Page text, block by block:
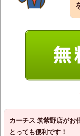
カーチス 筑紫野店がお
とっても便利です！